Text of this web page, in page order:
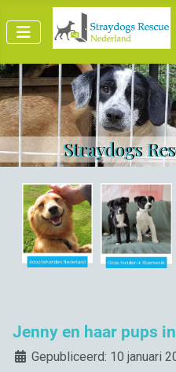
Straydogs
Jenny en haar pups
DetailsGepubliceerd: 10 januari